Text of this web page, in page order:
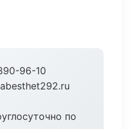
96-10
по